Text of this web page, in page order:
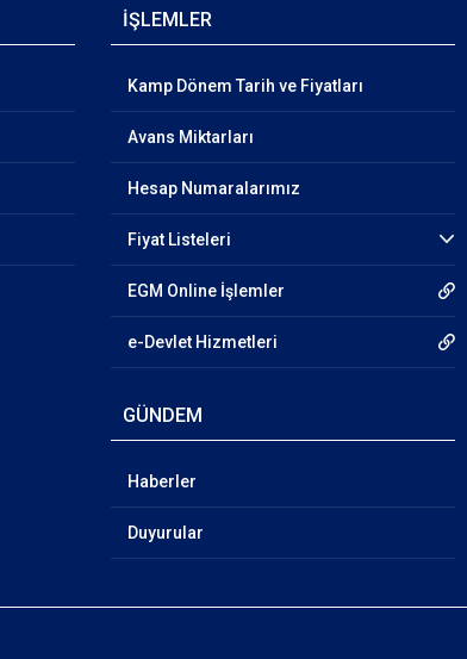
İŞLEMLER
Kamp Dönem Tarih ve Fiyatları
Avans Miktarları
Hesap Numaralarımız
Fiyat Listeleri
EGM Online İşlemler
e-Devlet Hizmetleri
GÜNDEM
Haberler
Duyurular